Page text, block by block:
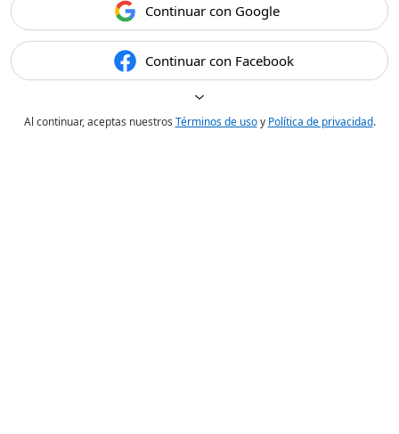
Continuar con Google
Continuar con Facebook
Al continuar, aceptas nuestros Términos de usoy Política de privacidad.